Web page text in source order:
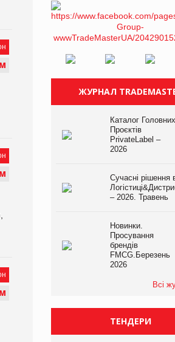
М
М
М
ЖУРНАЛ
Каталог Головних
Проєктів
PrivateLabel –
2026
Сучасні рішення
– 2026. Травень
Новинки.
Просування
брендів
FMCG.Березень
2026
Всі
ТЕНДЕРИ